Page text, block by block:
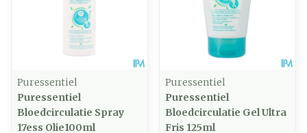
Puressentiel
Puressentiel
Bloedcirculatie Spray
17ess Olie100ml
Puressentiel
Puressentiel
Bloedcirculatie Gel Ultra
Fris 125ml